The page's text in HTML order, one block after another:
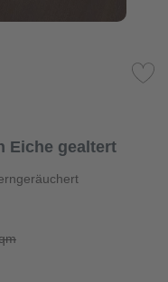
Eiche gealtert